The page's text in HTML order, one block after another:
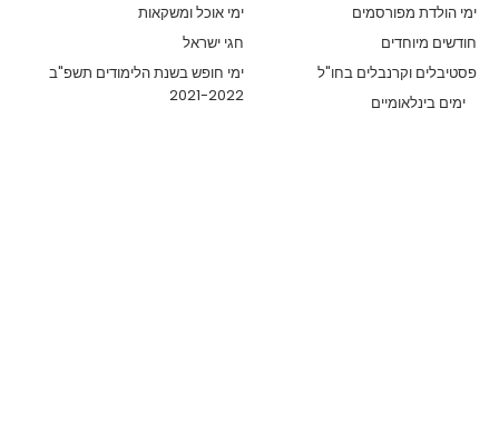
ימי אוכל ומשקאות
ימי הולדת מפורסמים
חגי ישראל
חודשים מיוחדים
ימי חופש בשנת הלימודים תשפ"ב
2021-2022
פסטיבלים וקרנבלים בחו"ל
ימים בינלאומיים